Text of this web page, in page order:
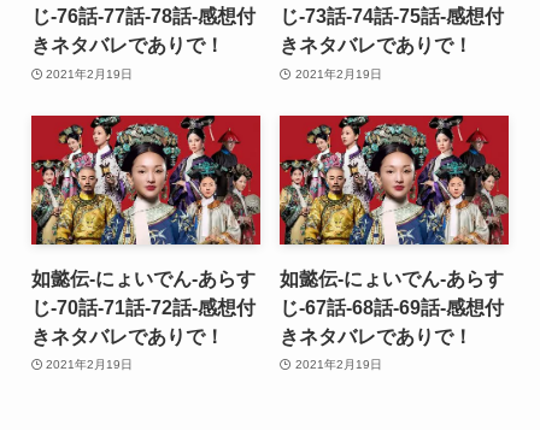
じ-76話-77話-78話-感想付
きネタバレでありで！
2021年2月19日
じ-73話-74話-75話-感想付
きネタバレでありで！
2021年2月19日
如懿伝-にょいでん-あらす
じ-70話-71話-72話-感想付
きネタバレでありで！
2021年2月19日
如懿伝-にょいでん-あらす
じ-67話-68話-69話-感想付
きネタバレでありで！
2021年2月19日